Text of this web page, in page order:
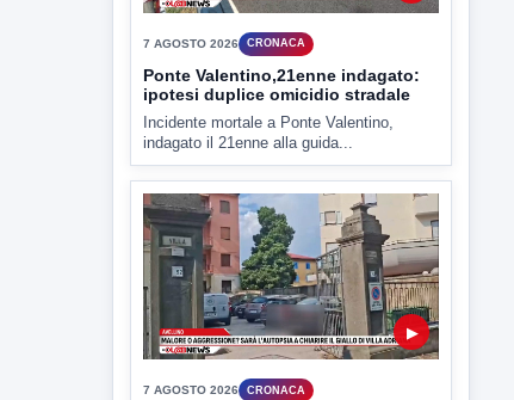
▶
7 AGOSTO 2026 CRONACA
Malore o aggressione? Sarà
l'autopsia a chiarire il giallo di Villa
Adriana
Sarà affidato con ogni probabilità all'inizio
della prossima settimana l'incarico...